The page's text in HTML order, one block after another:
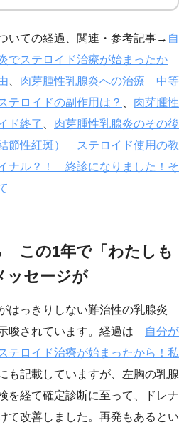
いての経過、関連・参考記事→ 自
でステロイド治療が始まったか
肉芽腫性乳腺炎への治療 中等
テロイドの副作用は？
肉芽腫性
ド終了
肉芽腫性乳腺炎のその後
性紅斑） ステロイド使用の教
ナル？！ 終診になりました！そ
この1年で「わたしも
ッセージが
はっきりしない難治性の乳腺炎
唆されています。経過は
自分が
テロイド治療が始まったから！私
も記載していますが、左胸の乳腺
を経て確定診断に至って、ドレナ
て改善しました。再発もあるとい